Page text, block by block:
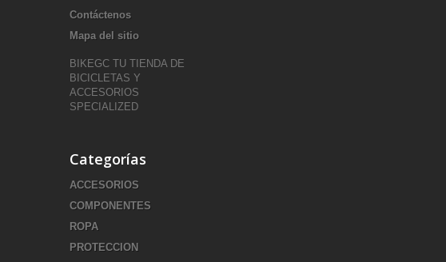
Contáctenos
Mapa del sitio
BIKEGC TU TIENDA DE
BICICLETAS Y
ACCESORIOS
SPECIALIZED
Categorías
ACCESORIOS
COMPONENTES
ROPA
PROTECCION